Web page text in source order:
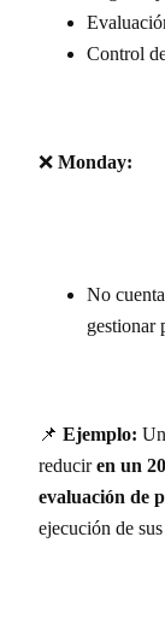
Control
❌ Monday:
No
gestionar
📌 Ejemplo:
reduciren un
evaluación de
ejecución de